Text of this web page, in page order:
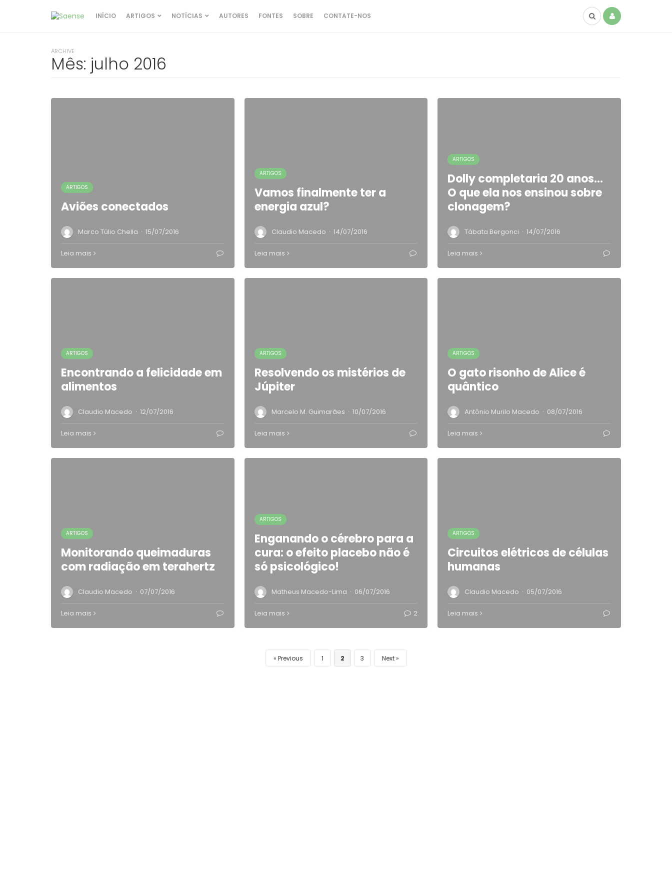
INÍCIO ARTIGOS NOTÍCIAS AUTORES FONTES SOBRE CONTATE-NOS
ARCHIVE
Mês: julho 2016
ARTIGOS
Aviões conectados
Marco Túlio Chella · 15/07/2016
Leia mais
ARTIGOS
Vamos finalmente ter a
energia azul?
Claudio Macedo · 14/07/2016
Leia mais
ARTIGOS
Dolly completaria 20 anos…
O que ela nos ensinou sobre
clonagem?
Tábata Bergonci · 14/07/2016
Leia mais
ARTIGOS
Encontrando a felicidade em
alimentos
Claudio Macedo · 12/07/2016
Leia mais
ARTIGOS
Resolvendo os mistérios de
Júpiter
Marcelo M. Guimarães · 10/07/2016
Leia mais
ARTIGOS
O gato risonho de Alice é
quântico
Antônio Murilo Macedo · 08/07/2016
Leia mais
ARTIGOS
Monitorando queimaduras
com radiação em terahertz
Claudio Macedo · 07/07/2016
Leia mais
ARTIGOS
Enganando o cérebro para a
cura: o efeito placebo não é
só psicológico!
Matheus Macedo-Lima · 06/07/2016
Leia mais 2
ARTIGOS
Circuitos elétricos de células
humanas
Claudio Macedo · 05/07/2016
Leia mais
Previous 1 2 3 Next